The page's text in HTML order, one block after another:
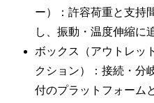
ー）：許容荷重と支持
し、振動・温度伸縮に
ボックス（アウトレッ
クション）：接続・分
付のプラットフォーム